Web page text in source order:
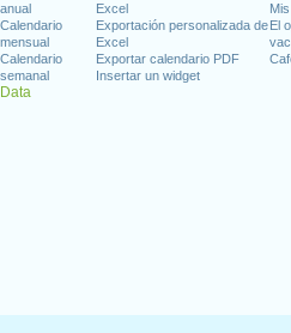
anual
Calendario
mensual
Calendario
semanal
Data
Excel
Exportación personalizada de
Excel
Exportar calendario PDF
Insertar un widget
El